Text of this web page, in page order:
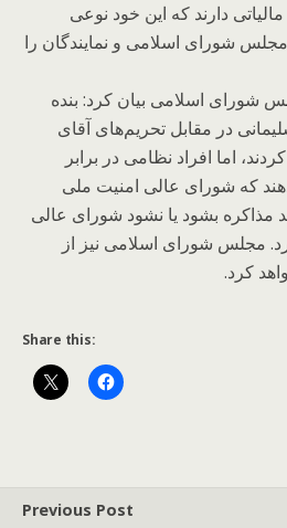
مالیاتی دارند که این خود نوعی
شورای اسلامی و نمایندگان را
شورای اسلامی بیان کرد: بنده
در مقابل تحریم‌های آقای
اما افراد نظامی در برابر
که شورای عالی امنیت ملی
مذاکره بشود یا نشود شورای عالی
مجلس شورای اسلامی نیز از
کرد.
Share this:
Previous Post